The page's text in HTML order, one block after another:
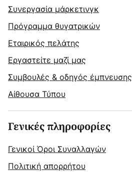
Συνεργασία μάρκετινγκ
Πρόγραμμα θυγατρικών
Εταιρικός πελάτης
Εργαστείτε μαζί μας
Συμβουλές & οδηγός έμπνευσης
Αίθουσα Τύπου
Γενικές πληροφορίες
Γενικοί Όροι Συναλλαγών
Πολιτική απορρήτου